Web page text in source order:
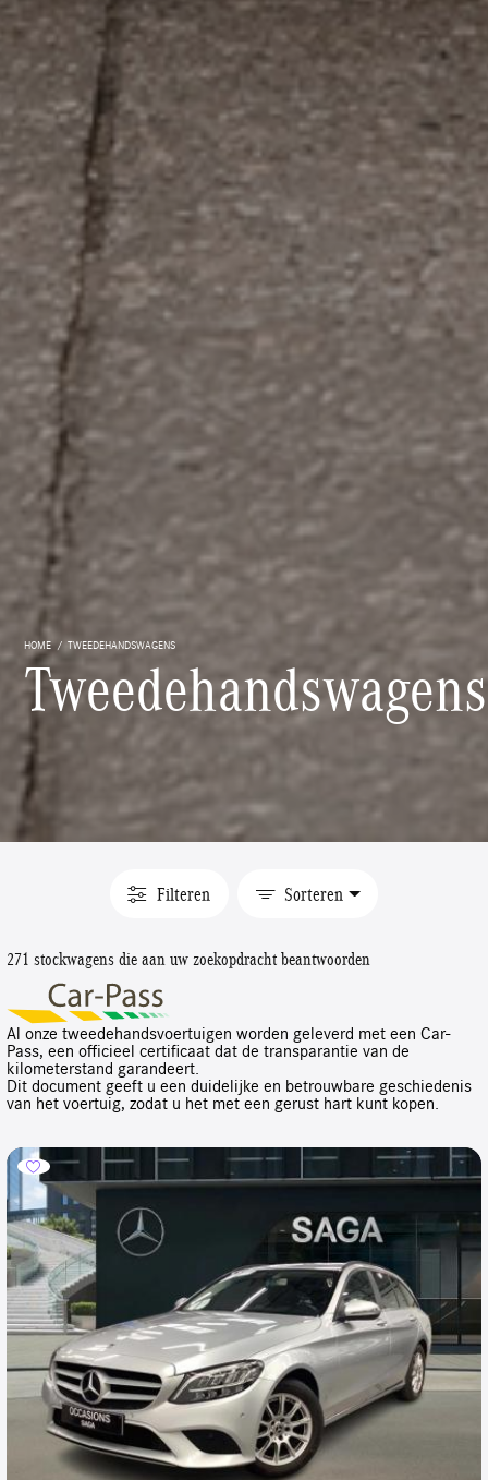
HOME TWEEDEHANDSWAGENS
Tweedehandswagens
Filteren Sorteren
271 stockwagens die aan uw zoekopdracht beantwoorden
Al onze tweedehandsvoertuigen worden geleverd met een Car-
Pass, een officieel certificaat dat de transparantie van de
kilometerstand garandeert.
Dit document geeft u een duidelijke en betrouwbare geschiedenis
van het voertuig, zodat u het met een gerust hart kunt kopen.